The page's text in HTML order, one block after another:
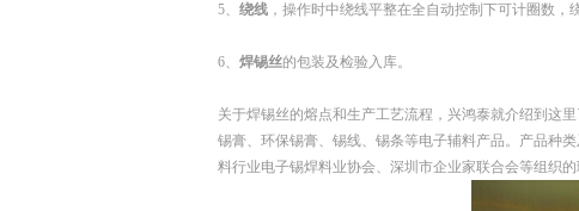
5、 绕线 ，操作时中绕线平整在全自动控制下可计圈数
6、 焊锡丝的包装及检验入库。
关于焊锡丝的熔点和生产工艺流程，兴鸿泰就介绍到这
锡膏、环保锡膏、锡线、锡条等电子辅料产品。产品种
料行业电子锡焊料业协会、深圳市企业家联合会等组织